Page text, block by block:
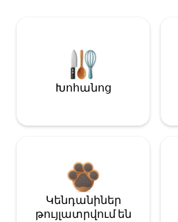
Խոհանոց
Կենդանիներ
թույլատրվում են